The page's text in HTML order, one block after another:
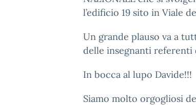
l’edificio 19 sito in Viale
Un grande plauso va a
delle insegnanti
In bocca al lupo Davide!!!
Siamo molto orgogliosi